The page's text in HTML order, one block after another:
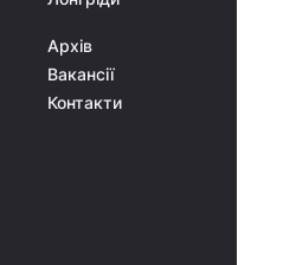
Архів
Вакансії
Контакти